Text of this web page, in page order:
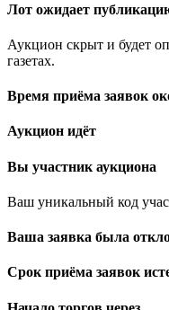
Лот ожидает
Аукцион скрыт и будет
газетах.
Время приёма заявок
Аукцион идёт
Вы участник аукциона
Ваш уникальный код
Ваша заявка была
Срок приёма заявок